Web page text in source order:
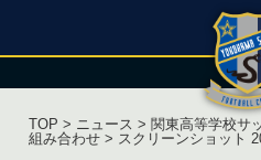
TOP > ニュース > 関東高等学校サ
組み合わせ > スクリーンショット